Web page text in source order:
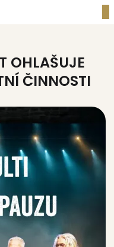
OHLAŠUJE
ČINNOSTI